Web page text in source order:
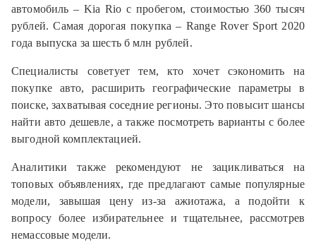
автомобиль – Kia Rio с пробегом, стоимостью 360 тысяч
рублей. Самая дорогая покупка – Range Rover Sport 2020
года выпуска за шесть б млн рублей.
Специалисты советует тем, кто хочет сэкономить на
покупке авто, расширить географические параметры в
поиске, захватывая соседние регионы. Это повысит шансы
найти авто дешевле, а также посмотреть варианты с более
выгодной комплектацией.
Аналитики также рекомендуют не зацикливаться на
топовых объявлениях, где предлагают самые популярные
модели, завышая цену из-за ажиотажа, а подойти к
вопросу более избирательнее и тщательнее, рассмотрев
немассовые модели.